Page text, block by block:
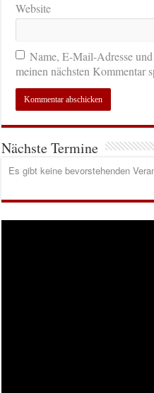
Website
Name, E-Mail-Adresse
meinen nächsten Kommentar
Nächste Termine
Es gibt keine bevorstehenden